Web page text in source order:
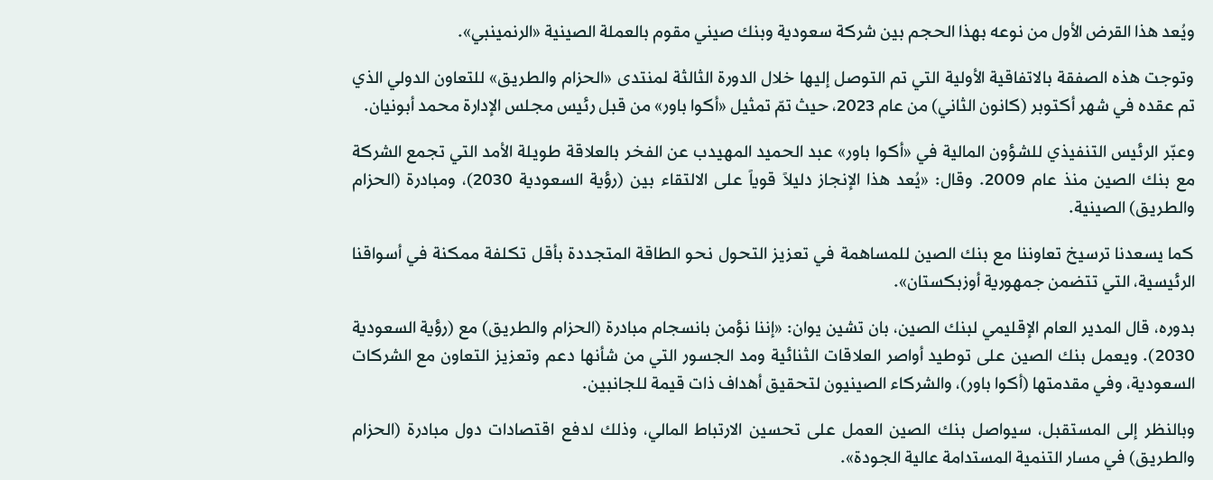
ويُعد هذا القرض الأول من نوعه بهذا الحجم بين شركة سعودية وبنك صيني مقوم بالعملة الصينية «الرنمينبي».
وتوجت هذه الصفقة بالاتفاقية الأولية التي تم التوصل إليها خلال الدورة الثالثة لمنتدى «الحزام والطريق» للتعاون الدولي الذي
تم عقده في شهر أكتوبر (كانون الثاني) من عام 2023، حيث تمّ تمثيل «أكوا باور» من قبل رئيس مجلس الإدارة محمد أبونيان.
وعبّر الرئيس التنفيذي للشؤون المالية في «أكوا باور» عبد الحميد المهيدب عن الفخر بالعلاقة طويلة الأمد التي تجمع الشركة
مع بنك الصين منذ عام 2009. وقال: «يُعد هذا الإنجاز دليلاً قوياً على الالتقاء بين (رؤية السعودية 2030)، ومبادرة (الحزام
والطريق) الصينية.
كما يسعدنا ترسيخ تعاوننا مع بنك الصين للمساهمة في تعزيز التحول نحو الطاقة المتجددة بأقل تكلفة ممكنة في أسواقنا
الرئيسية، التي تتضمن جمهورية أوزبكستان».
بدوره، قال المدير العام الإقليمي لبنك الصين، بان تشين يوان: «إننا نؤمن بانسجام مبادرة (الحزام والطريق) مع (رؤية السعودية
2030). ويعمل بنك الصين على توطيد أواصر العلاقات الثنائية ومد الجسور التي من شأنها دعم وتعزيز التعاون مع الشركات
السعودية، وفي مقدمتها (أكوا باور)، والشركاء الصينيون لتحقيق أهداف ذات قيمة للجانبين.
وبالنظر إلى المستقبل، سيواصل بنك الصين العمل على تحسين الارتباط المالي، وذلك لدفع اقتصادات دول مبادرة (الحزام
والطريق) في مسار التنمية المستدامة عالية الجودة».